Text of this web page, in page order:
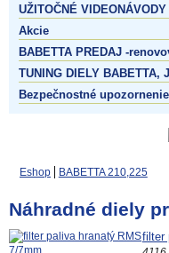
UŽITOČNÉ
Akcie
BABETTA PREDAJ -
TUNING DIELY BABETTA,
Bezpečnostné
Eshop
BABETTA 210,225
Náhradné diely
filter